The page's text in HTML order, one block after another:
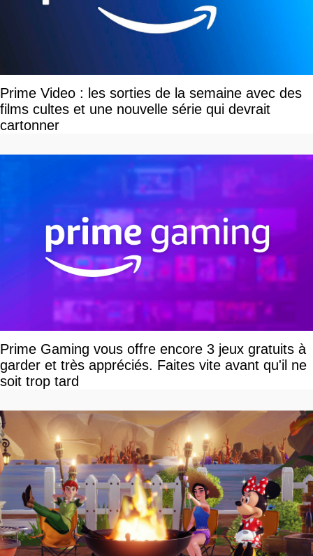
Prime Video : les sorties de la semaine avec des
films cultes et une nouvelle série qui devrait
cartonner
Prime Gaming vous offre encore 3 jeux gratuits à
garder et très appréciés. Faites vite avant qu'il ne
soit trop tard